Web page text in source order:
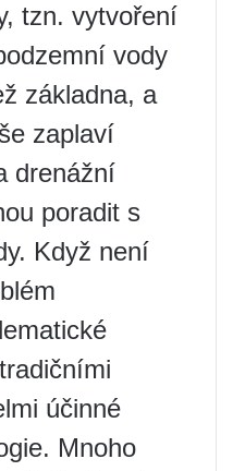
tzn. vytvoření
vody
základna, a
zaplaví
drenážní
poradit s
Když není
účinné
Mnoho